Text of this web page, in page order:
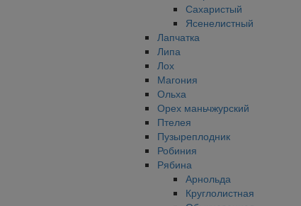
Сахаристый
Ясенелистный
Лапчатка
Липа
Лох
Магония
Ольха
Орех маньчжурский
Птелея
Пузыреплодник
Робиния
Рябина
Арнольда
Круглолистная